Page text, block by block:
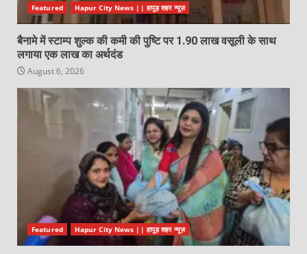
Featured Hapur City News || हापुड़ शहर न्यूज़
बैनामे में स्टाम्प शुल्क की कमी की पुष्टि पर 1.90 लाख वसूली के साथ
लगाया एक लाख का अर्थदंड
August 6, 2026
Featured Hapur City News || हापुड़ शहर न्यूज़